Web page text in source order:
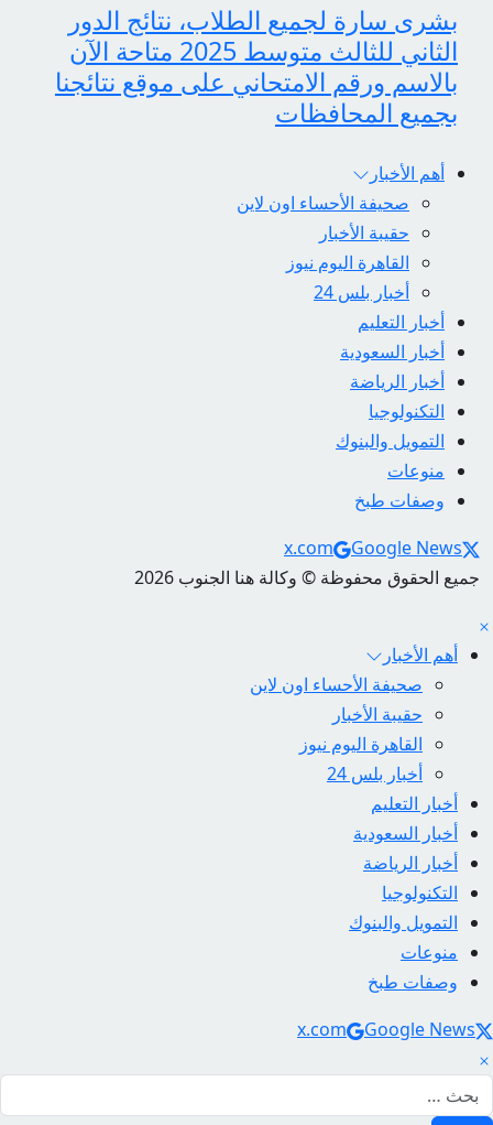
بشرى سارة لجميع الطلاب، نتائج الدور
الثاني للثالث متوسط 2025 متاحة الآن
بالاسم ورقم الامتحاني على موقع نتائجنا
بجميع المحافظات
أهم الأخبار
صحيفة الأحساء اون لاين
حقيبة الأخبار
القاهرة اليوم نيوز
أخبار بلس 24
أخبار التعليم
أخبار السعودية
أخبار الرياضة
التكنولوجيا
التمويل والبنوك
منوعات
وصفات طبخ
Social Links
x.com
Google News
جميع الحقوق محفوظة © وكالة هنا الجنوب 2026
أهم الأخبار
صحيفة الأحساء اون لاين
حقيبة الأخبار
القاهرة اليوم نيوز
أخبار بلس 24
أخبار التعليم
أخبار السعودية
أخبار الرياضة
التكنولوجيا
التمويل والبنوك
منوعات
وصفات طبخ
Social Links
x.com Google News
البحث عن: